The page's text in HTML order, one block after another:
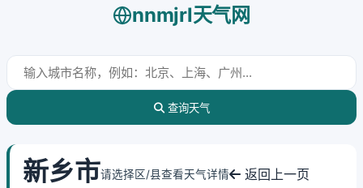
nnmjrl天气网
查询天气
新乡市请选择区/县查看天气详情 返回上一页